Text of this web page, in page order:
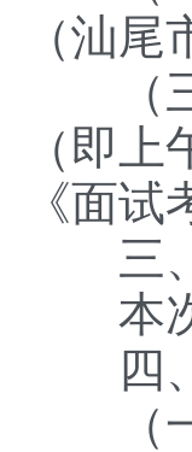
（汕
（三
（即
《面
三、
本次
四、
（一